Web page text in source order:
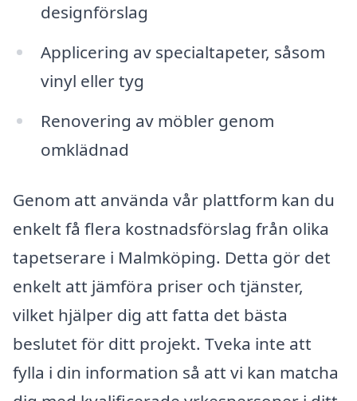
designförslag
Applicering av specialtapeter, såsom
vinyl eller tyg
Renovering av möbler genom
omklädnad
Genom att använda vår plattform kan du
enkelt få flera kostnadsförslag från olika
tapetserare i Malmköping. Detta gör det
enkelt att jämföra priser och tjänster,
vilket hjälper dig att fatta det bästa
beslutet för ditt projekt. Tveka inte att
fylla i din information så att vi kan matcha